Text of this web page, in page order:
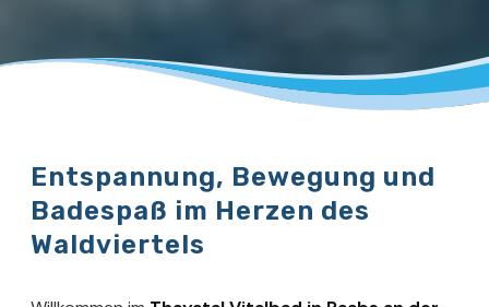
Entspannung, Bewegung und
Badespaß im Herzen des
Waldviertels